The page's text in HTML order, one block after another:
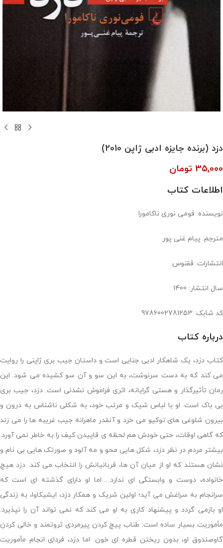
دزد (برنده‌ جایزه‌ ادبی‌ ژاپن‌‌ 2010)
35,000 تومان
اطلاعات کتاب
نویسنده: فومی نوری ناکامورا
مترجم: پیام غنی پور
انتشارات: ققنوس
سال انتشار: 1400
کد شابک: 9786002781253
درباره کتاب
کتاب دزد، یک شاهکار ادبی جنایی است و داستان جیب بری ژاپنی را روایت
می کند که به دست سرنوشت، به این سو و آن سو کشیده می شود. این
رمان تأثیرگذار و هستی گرایانه، اثری فراموش نشدنی است. دزد، جیب بری
بی باک است. او با لباس شیک و مرتب خود، به شکلی ناشناس به درون و
بیرون شلوغی های توکیو می خزد و آنقدر ماهرانه جیب غریبه ها را می زند
که گاهی اوقات، حتی خودش هم لحظه ی قاپیدن کیف را به خاطر نمی آورد.
بیشتر مردم در نظر دزد، شکل هایی محو و مه آلود و صورتک هایی بی نام و
نشان هستند که او از میان آن ها، قربانیانش را انتخاب می کند. دزد هیچ
خانواده، دوست و وابستگی ای ندارد….اما او دارای گذشته ای است که
سرانجام به سراغش می آید؛ اولین شریک و همکار دزد، ایشیکاوا، به زندگی
او بازمی گردد و پیشنهاد کاری به او می کند که نمی تواند آن را نپذیرد.
مأموریت بسیار ساده است: طناب پیچ کردن پیرمردی ثروتمند و خالی کردن
گاوصندوق او، بدون ریختن قطره ای خون. اما دزد، فردای انجام مأموریت